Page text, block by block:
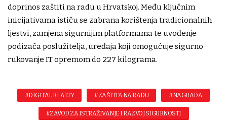
doprinos zaštiti na radu u Hrvatskoj. Među ključnim
inicijativama ističu se zabrana korištenja tradicionalnih
ljestvi, zamjena sigurnijim platformama te uvođenje
podizača poslužitelja, uređaja koji omogućuje sigurno
rukovanje IT opremom do 227 kilograma.
#DIGITAL REALTY #ZAŠTITA NA RADU #NAGRADA
#ZAVOD ZA ISTRAŽIVANJE I RAZVOJ SIGURNOSTI